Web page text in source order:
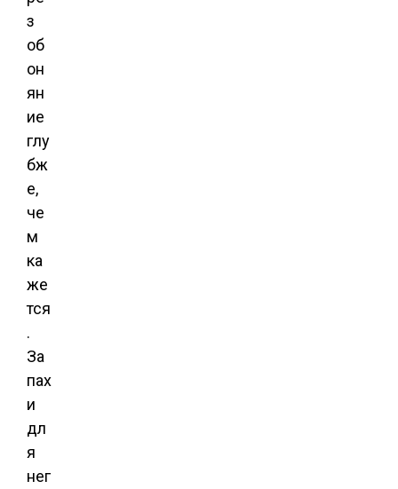
з
об
он
ян
ие
глу
бж
е,
че
м
ка
же
тся
.
За
пах
и
дл
я
нег